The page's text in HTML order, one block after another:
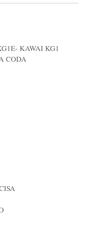
KAWAI KG1
CODA